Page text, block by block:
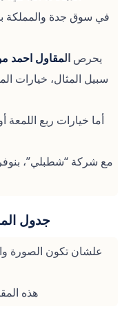
في سوق جدة والمملكة
يحرص المقاول احمد
مع شركة “شطبلي”،
جدول
علشان تكون الصورة
هذه